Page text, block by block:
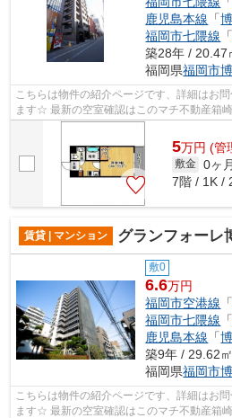
鹿児島本線 「
福岡市七隈線
築28年 / 20.47
福岡県福岡市
こちらは物件の紹介ページです、詳細はお
ます☆ 最新の空室確認はこのマチ不動産箱
す！迅速に対応致します！！！！！♪
5万円 (管
敷金 0ヶ月
7階 / 1K /
賃貸 | マンション グランフォーレ
敷0
6.6万円
福岡市空港線
福岡市七隈線
鹿児島本線 「
築9年 / 29.62㎡
福岡県福岡市
こちらは物件の紹介ページです、詳細はお
ます☆ 最新の空室確認はこのマチ不動産箱